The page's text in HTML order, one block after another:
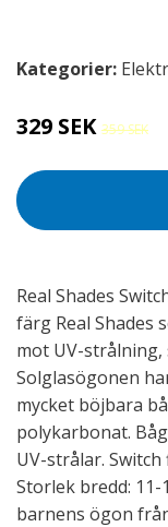
Kategorier:
329 SEK 359 SEK
Real Shades
färg Real Shades
mot UV-
Solglasögonen
mycket böjbara
polykarbonat.
UV-strålar.
Storlek bredd:
barnens ögon